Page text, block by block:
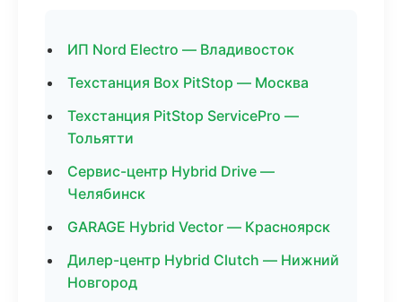
ИП Nord Electro — Владивосток
Техстанция Box PitStop — Москва
Техстанция PitStop ServicePro —
Тольятти
Сервис-центр Hybrid Drive —
Челябинск
GARAGE Hybrid Vector — Красноярск
Дилер-центр Hybrid Clutch — Нижний
Новгород